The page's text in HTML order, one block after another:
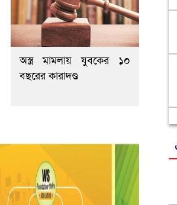
অস্ত্র মামলায় যুবকের ১০
বছরের কারাদণ্ড